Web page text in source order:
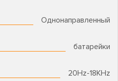
Однонаправленный
батарейки
20Hz-18KHz